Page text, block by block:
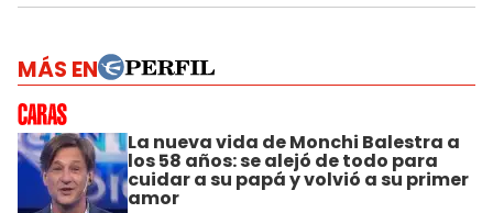
MÁS EN
La nueva vida de Monchi Balestra a
los 58 años: se alejó de todo para
cuidar a su papá y volvió a su primer
amor